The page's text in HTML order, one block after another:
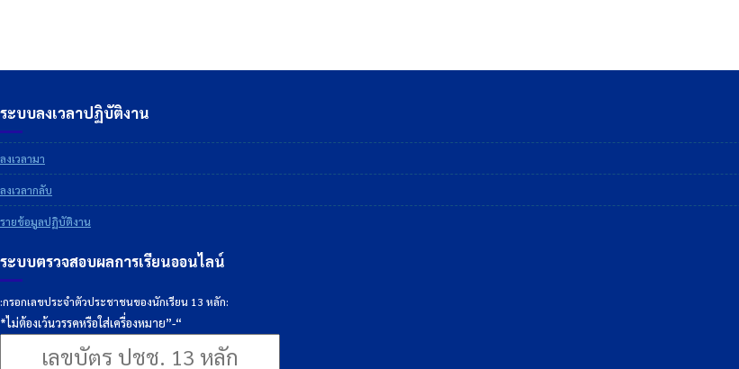
ระบบลงเวลาปฏิบัติงาน
ลงเวลามา
ลงเวลากลับ
รายข้อมูลปฏิบัติงาน
ระบบตรวจสอบผลการเรียนออนไลน์
:กรอกเลขประจำตัวประชาชนของนักเรียน 13 หลัก:
*ไม่ต้องเว้นวรรคหรือใส่เครื่องหมาย”-“